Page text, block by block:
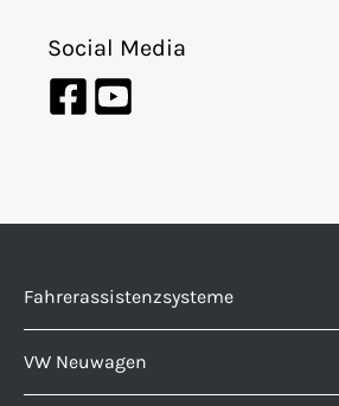
Social Media
Fahrerassistenzsysteme
VW Neuwagen